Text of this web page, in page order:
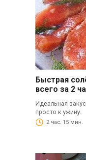
Быстрая
всего за 2
Идеальная
просто к ужину.
2 час. 15 мин.